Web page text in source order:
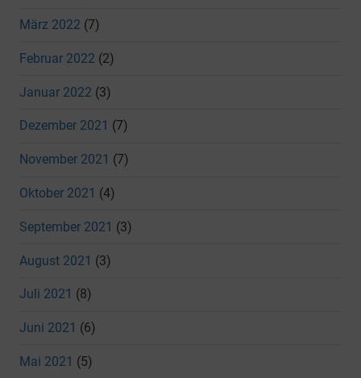
März 2022 (7)
Februar 2022 (2)
Januar 2022 (3)
Dezember 2021 (7)
November 2021 (7)
Oktober 2021 (4)
September 2021 (3)
August 2021 (3)
Juli 2021 (8)
Juni 2021 (6)
Mai 2021 (5)